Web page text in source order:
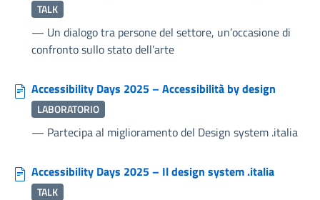
TALK
— Un dialogo tra persone del settore, un’occasione di
confronto sullo stato dell’arte
Accessibility Days 2025 – Accessibilità by design
LABORATORIO
— Partecipa al miglioramento del Design system .italia
Accessibility Days 2025 – Il design system .italia
TALK